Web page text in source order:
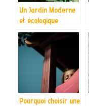
Un Jardin Moderne
et écologique
Pourquoi choisir une